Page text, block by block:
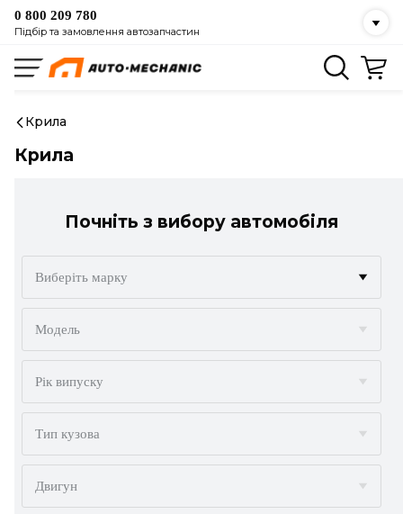
0 800 209 780
Підбір та замовлення автозапчастин
Крила
Крила
Почніть з вибору автомобіля
Виберіть марку
ALFA ROMEO
BMW
BYD
CADILLAC
Модель
Рік випуску
Тип кузова
Двигун